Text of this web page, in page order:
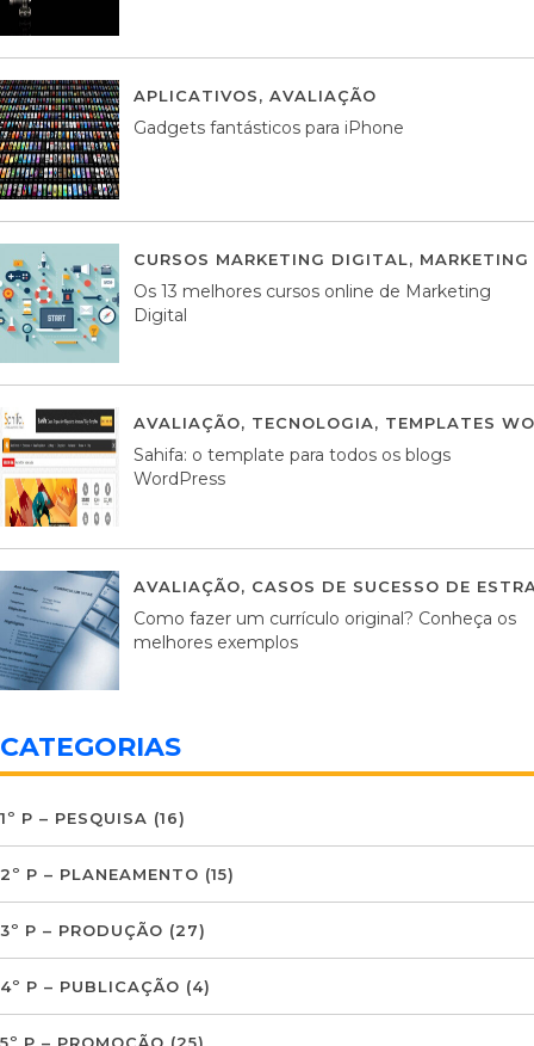
APLICATIVOS, AVALIAÇÃO
Gadgets fantásticos para iPhone
CURSOS MARKETING DIGITAL,
Os 13 melhores cursos online de Marketing
Digital
AVALIAÇÃO, TECNOLOGIA, TEMPLATES
Sahifa: o template para todos os blogs
WordPress
AVALIAÇÃO, CASOS DE SUCESSO DE
Como fazer um currículo original? Conheça os
melhores exemplos
CATEGORIAS
1º P – PESQUISA (16)
2º P – PLANEAMENTO (15)
3º P – PRODUÇÃO (27)
4º P – PUBLICAÇÃO (4)